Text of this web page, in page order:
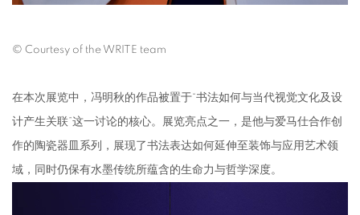
© Courtesy of the WRITE team
在本次展览中，冯明秋的作品被置于“书法如何与当代视觉文化及设
计产生关联”这一讨论的核心。展览亮点之一，是他与爱马仕合作创
作的陶瓷器皿系列，展现了书法表达如何延伸至装饰与应用艺术领
域，同时仍保有水墨传统所蕴含的生命力与哲学深度。